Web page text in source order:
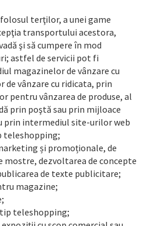
terţilor, a unei game
transportului acestora,
şi să cumpere în mod
astfel de servicii pot fi
magazinelor de vânzare cu
vânzare cu ridicata, prin
pentru vânzarea de produse, al
prin poştă sau prin mijloace
prin intermediul site-urilor web
teleshopping;
și promoționale, de
mostre, dezvoltarea de concepte
de texte publicitare;
magazine;
teleshopping;